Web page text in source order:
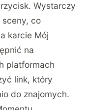
Wystarczy
co
karcie Mój
na
platformach
link, który
do znajomych.